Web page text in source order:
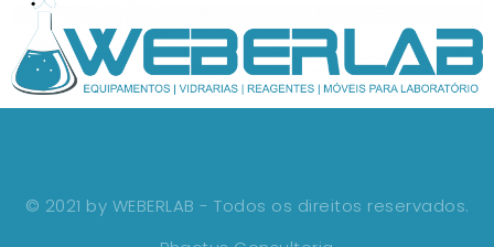
© 2021 by WEBERLAB - Todos os direitos reservados.